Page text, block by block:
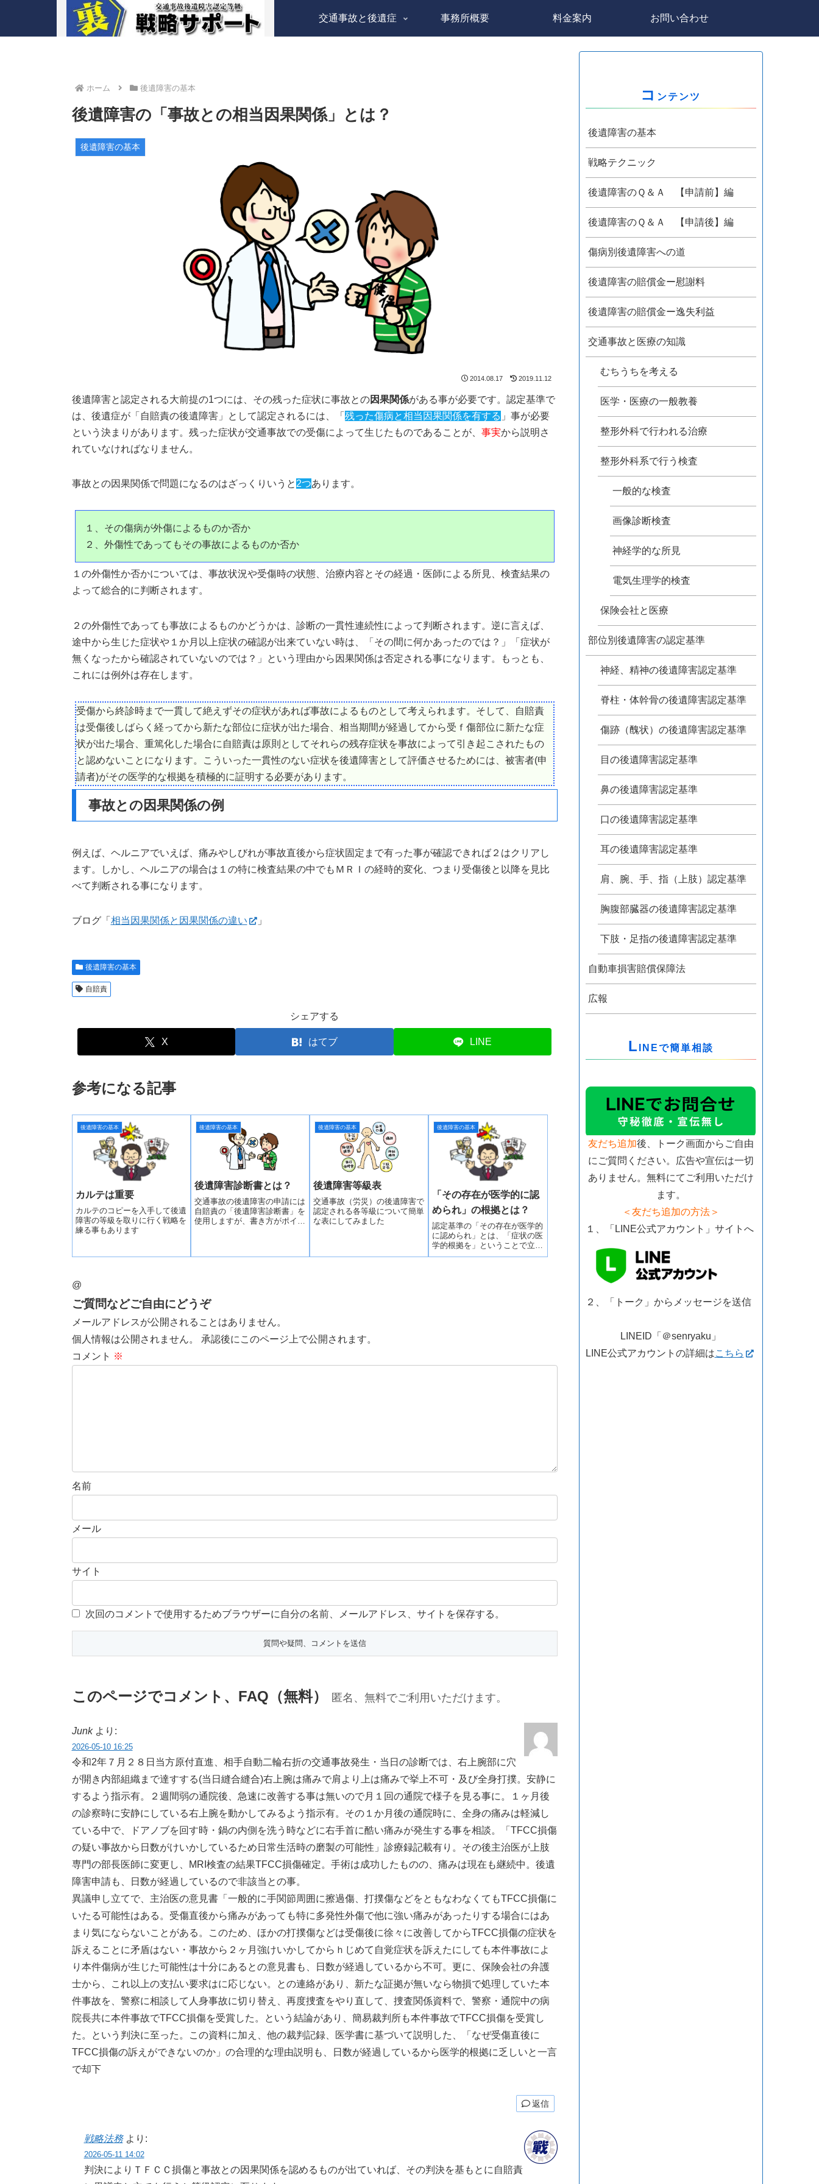
交通事故と後遺症 事務所概要 料金案内 お問い合わせ
ホーム 後遺障害の基本
後遺障害の「事故との相当因果関係」とは？
後遺障害の基本
2014.08.17 2019.11.12
後遺障害と認定される大前提の1つには、その残った症状に事故との因果関係がある事が必要です。認定基準で
は、後遺症が「自賠責の後遺障害」として認定されるには、「 残った傷病と相当因果関係を有する 」事が必要
という決まりがあります。残った症状が交通事故での受傷によって生じたものであることが、 事実から説明さ
れていなければなりません。
事故との因果関係で問題になるのはざっくりいうと 2つあります。
１、その傷病が外傷によるものか否か
２、外傷性であってもその事故によるものか否か
１の外傷性か否かについては、事故状況や受傷時の状態、治療内容とその経過・医師による所見、検査結果の
よって総合的に判断されます。
２の外傷性であっても事故によるものかどうかは、診断の一貫性連続性によって判断されます。逆に言えば、
途中から生じた症状や１か月以上症状の確認が出来ていない時は、「その間に何かあったのでは？」「症状が
無くなったから確認されていないのでは？」という理由から因果関係は否定される事になります。もっとも、
これには例外は存在します。
受傷から終診時まで一貫して絶えずその症状があれば事故によるものとして考えられます。そして、自賠責
は受傷後しばらく経ってから新たな部位に症状が出た場合、相当期間が経過してから受ｆ傷部位に新たな症
状が出た場合、重篤化した場合に自賠責は原則としてそれらの残存症状を事故によって引き起こされたもの
と認めないことになります。こういった一貫性のない症状を後遺障害として評価させるためには、被害者(申
請者)がその医学的な根拠を積極的に証明する必要があります。
事故との因果関係の例
例えば、ヘルニアでいえば、痛みやしびれが事故直後から症状固定まで有った事が確認できれば２はクリアし
ます。しかし、ヘルニアの場合は１の特に検査結果の中でもＭＲＩの経時的変化、つまり受傷後と以降を見比
べて判断される事になります。
ブログ「 相当因果関係と因果関係の違い 」
後遺障害の基本
自賠責
シェアする
X はてブ LINE
参考になる記事
後遺障害の基本
カルテは重要
カルテのコピーを入手して後遺
障害の等級を取りに行く戦略を
練る事もあります
後遺障害の基本
後遺障害診断書とは？
交通事故の後遺障害の申請には
自賠責の「後遺障害診断書」を
使用しますが、書き方がポイン
後遺障害の基本
後遺障害等級表
交通事故（労災）の後遺障害で
認定される各等級について簡単
な表にしてみました
後遺障害の基本
「その存在が医学的に認
められ」の根拠とは？
認定基準の「その存在が医学的
に認められ」とは、「症状の医
学的根拠を」ということで立証
が難しい場合は推測でも構いま
@
ご質問などご自由にどうぞ
メールアドレスが公開されることはありません。
個人情報は公開されません。 承認後にこのページ上で公開されます。
コメント ※
名前
メール
サイト
次回のコメントで使用するためブラウザーに自分の名前、メールアドレス、サイトを保存する。
このページでコメント、FAQ（無料） 匿名、無料でご利用いただけます。
Junk より:
2026-05-10 16:25
令和2年７月２８日当方原付直進、相手自動二輪右折の交通事故発生・当日の診断では、右上腕部に穴
が開き内部組織まで達すする(当日縫合縫合)右上腕は痛みで肩より上は痛みで挙上不可・及び全身打撲。安静に
するよう指示有。２週間弱の通院後、急速に改善する事は無いので月１回の通院で様子を見る事に。１ヶ月後
の診察時に安静にしている右上腕を動かしてみるよう指示有。その１か月後の通院時に、全身の痛みは軽減し
ている中で、ドアノブを回す時・鍋の内側を洗う時などに右手首に酷い痛みが発生する事を相談。「TFCC損傷
の疑い事故から日数がけいかしているため日常生活時の磨製の可能性」診療録記載有り。その後主治医が上肢
専門の部長医師に変更し、MRI検査の結果TFCC損傷確定。手術は成功したものの、痛みは現在も継続中。後遺
障害申請も、日数が経過しているので非該当との事。
異議申し立てで、主治医の意見書「一般的に手関節周囲に擦過傷、打撲傷などをともなわなくてもTFCC損傷に
いたる可能性はある。受傷直後から痛みがあっても特に多発性外傷で他に強い痛みがあったりする場合にはあ
まり気にならないことがある。このため、ほかの打撲傷などは受傷後に徐々に改善してからTFCC損傷の症状を
訴えることに矛盾はない・事故から２ヶ月強けいかしてからｈじめて自覚症状を訴えたにしても本件事故によ
り本件傷病が生じた可能性は十分にあるとの意見書も、日数が経過しているから不可。更に、保険会社の弁護
士から、これ以上の支払い要求はに応じない。との連絡があり、新たな証拠が無いなら物損で処理していた本
件事故を、警察に相談して人身事故に切り替え、再度捜査をやり直して、捜査関係資料で、警察・通院中の病
院長共に本件事故でTFCC損傷を受賞した。という結論があり、簡易裁判所も本件事故でTFCC損傷を受賞し
た。という判決に至った。この資料に加え、他の裁判記録、医学書に基づいて説明した、「なぜ受傷直後に
TFCC損傷の訴えができないのか」の合理的な理由説明も、日数が経過しているから医学的根拠に乏しいと一言
で却下
返信
戦略法務 より:
2026-05-11 14:02
判決によりＴＦＣＣ損傷と事故との因果関係を認めるものが出ていれば、その判決を基もとに自賠責
コ ンテンツ
後遺障害の基本
戦略テクニック
後遺障害のＱ＆Ａ 【申請前】編
後遺障害のＱ＆Ａ 【申請後】編
傷病別後遺障害への道
後遺障害の賠償金ー慰謝料
後遺障害の賠償金ー逸失利益
交通事故と医療の知識
むちうちを考える
医学・医療の一般教養
整形外科で行われる治療
整形外科系で行う検査
一般的な検査
画像診断検査
神経学的な所見
電気生理学的検査
保険会社と医療
部位別後遺障害の認定基準
神経、精神の後遺障害認定基準
脊柱・体幹骨の後遺障害認定基準
傷跡（醜状）の後遺障害認定基準
目の後遺障害認定基準
鼻の後遺障害認定基準
口の後遺障害認定基準
耳の後遺障害認定基準
肩、腕、手、指（上肢）認定基準
胸腹部臓器の後遺障害認定基準
下肢・足指の後遺障害認定基準
自動車損害賠償保障法
広報
L INEで簡単相談
友だち追加後、トーク画面からご自由
にご質問ください。広告や宣伝は一切
ありません。無料にてご利用いただけ
ます。
＜友だち追加の方法＞
１、「LINE公式アカウント」サイトへ
２、「トーク」からメッセージを送信
LINEID「＠senryaku」
LINE公式アカウントの詳細はこちら